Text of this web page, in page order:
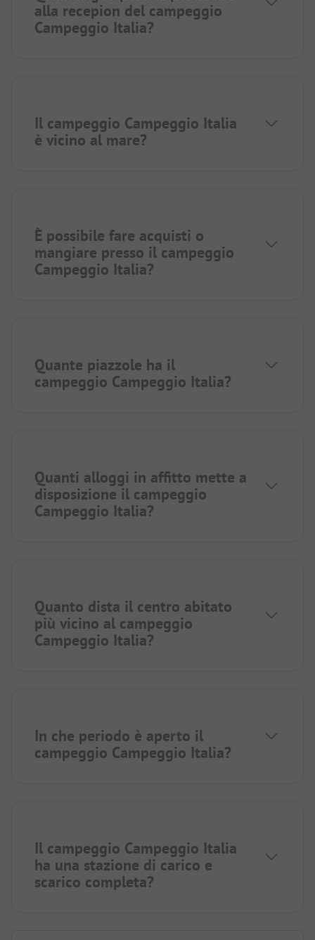
alla recepion del campeggio
Campeggio Italia?
Il campeggio Campeggio Italia
è vicino al mare?
È possibile fare acquisti o
mangiare presso il campeggio
Campeggio Italia?
Quante piazzole ha il
campeggio Campeggio Italia?
Quanti alloggi in affitto mette a
disposizione il campeggio
Campeggio Italia?
Quanto dista il centro abitato
più vicino al campeggio
Campeggio Italia?
In che periodo è aperto il
campeggio Campeggio Italia?
Il campeggio Campeggio Italia
ha una stazione di carico e
scarico completa?